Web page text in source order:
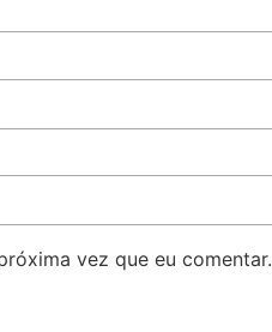
vez que eu comentar.